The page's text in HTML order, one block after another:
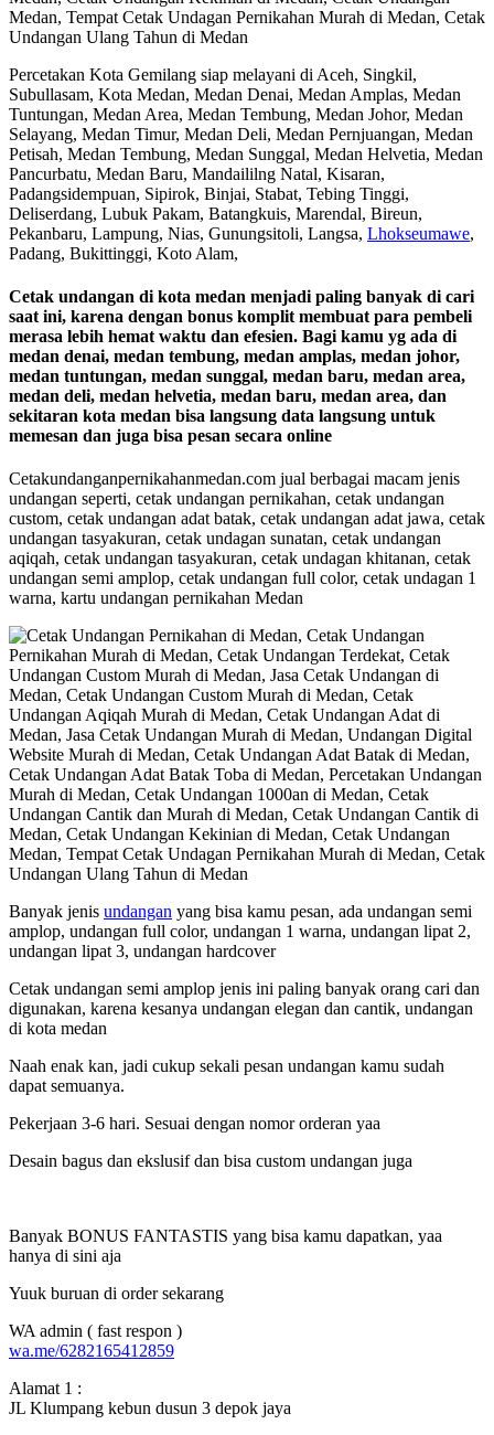
Percetakan Kota Gemilang siap melayani di Aceh, Singkil,
Subullasam, Kota Medan, Medan Denai, Medan Amplas, Medan
Tuntungan, Medan Area, Medan Tembung, Medan Johor, Medan
Selayang, Medan Timur, Medan Deli, Medan Pernjuangan, Medan
Petisah, Medan Tembung, Medan Sunggal, Medan Helvetia, Medan
Pancurbatu, Medan Baru, Mandaililng Natal, Kisaran,
Padangsidempuan, Sipirok, Binjai, Stabat, Tebing Tinggi,
Deliserdang, Lubuk Pakam, Batangkuis, Marendal, Bireun,
Pekanbaru, Lampung, Nias, Gunungsitoli, Langsa, Lhokseumawe,
Padang, Bukittinggi, Koto Alam,
Cetak undangan di kota medan menjadi paling banyak di cari
saat ini, karena dengan bonus komplit membuat para pembeli
merasa lebih hemat waktu dan efesien. Bagi kamu yg ada di
medan denai, medan tembung, medan amplas, medan johor,
medan tuntungan, medan sunggal, medan baru, medan area,
medan deli, medan helvetia, medan baru, medan area, dan
sekitaran kota medan bisa langsung data langsung untuk
memesan dan juga bisa pesan secara online
Cetakundanganpernikahanmedan.com jual berbagai macam jenis
undangan seperti, cetak undangan pernikahan, cetak undangan
custom, cetak undangan adat batak, cetak undangan adat jawa, cetak
undangan tasyakuran, cetak undagan sunatan, cetak undangan
aqiqah, cetak undangan tasyakuran, cetak undagan khitanan, cetak
undangan semi amplop, cetak undangan full color, cetak undagan 1
warna, kartu undangan pernikahan Medan
Banyak jenis undangan yang bisa kamu pesan, ada undangan semi
amplop, undangan full color, undangan 1 warna, undangan lipat 2,
undangan lipat 3, undangan hardcover
Cetak undangan semi amplop jenis ini paling banyak orang cari dan
digunakan, karena kesanya undangan elegan dan cantik, undangan
di kota medan
Naah enak kan, jadi cukup sekali pesan undangan kamu sudah
dapat semuanya.
Pekerjaan 3-6 hari. Sesuai dengan nomor orderan yaa
Desain bagus dan ekslusif dan bisa custom undangan juga
Banyak BONUS FANTASTIS yang bisa kamu dapatkan, yaa
hanya di sini aja
Yuuk buruan di order sekarang
WA admin ( fast respon )
wa.me/6282165412859
Alamat 1 :
JL Klumpang kebun dusun 3 depok jaya